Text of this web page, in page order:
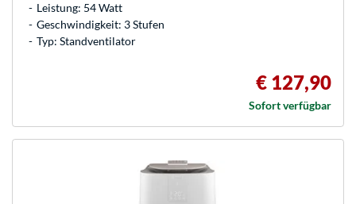
Leistung: 54 Watt
Geschwindigkeit: 3 Stufen
Typ: Standventilator
€ 127,90
Sofort verfügbar